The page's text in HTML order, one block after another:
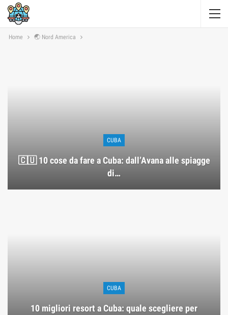
Home 🌏 Nord America
CUBA
🇨🇺 10 cose da fare a Cuba: dall’Avana alle spiagge
di…
CUBA
10 migliori resort a Cuba: quale scegliere per